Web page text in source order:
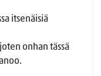
itsenäisiä
onhan tässä